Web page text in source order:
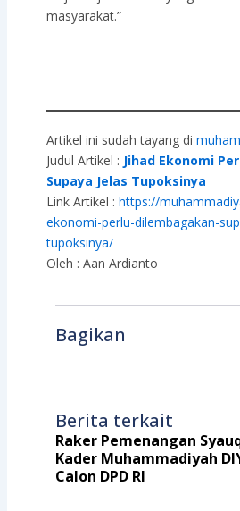
masyarakat.”
Artikel ini sudah tayang di
Judul Artikel : Jihad Ekonomi
Supaya Jelas Tupoksinya
Link Artikel :https://
ekonomi-perlu-dilembagakan-
tupoksinya/
Oleh : Aan Ardianto
Bagikan
Berita terkait
Raker Pemenangan
Kader Muhammadiyah
Calon DPD RI